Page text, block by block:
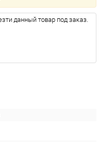
данный товар под заказ.